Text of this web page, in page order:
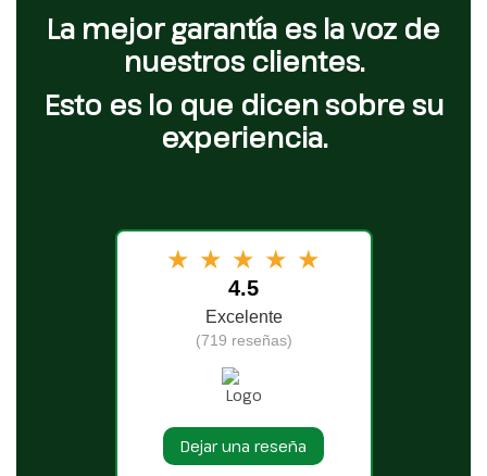
La mejor garantía es la voz de
nuestros clientes.
Esto es lo que dicen sobre su
experiencia.
★ ★ ★ ★ ★
4.5
Excelente
(719 reseñas)
Dejar una reseña